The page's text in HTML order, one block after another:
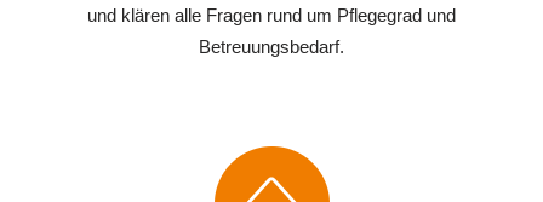
und klären alle Fragen rund um Pflegegrad und
Betreuungsbedarf.